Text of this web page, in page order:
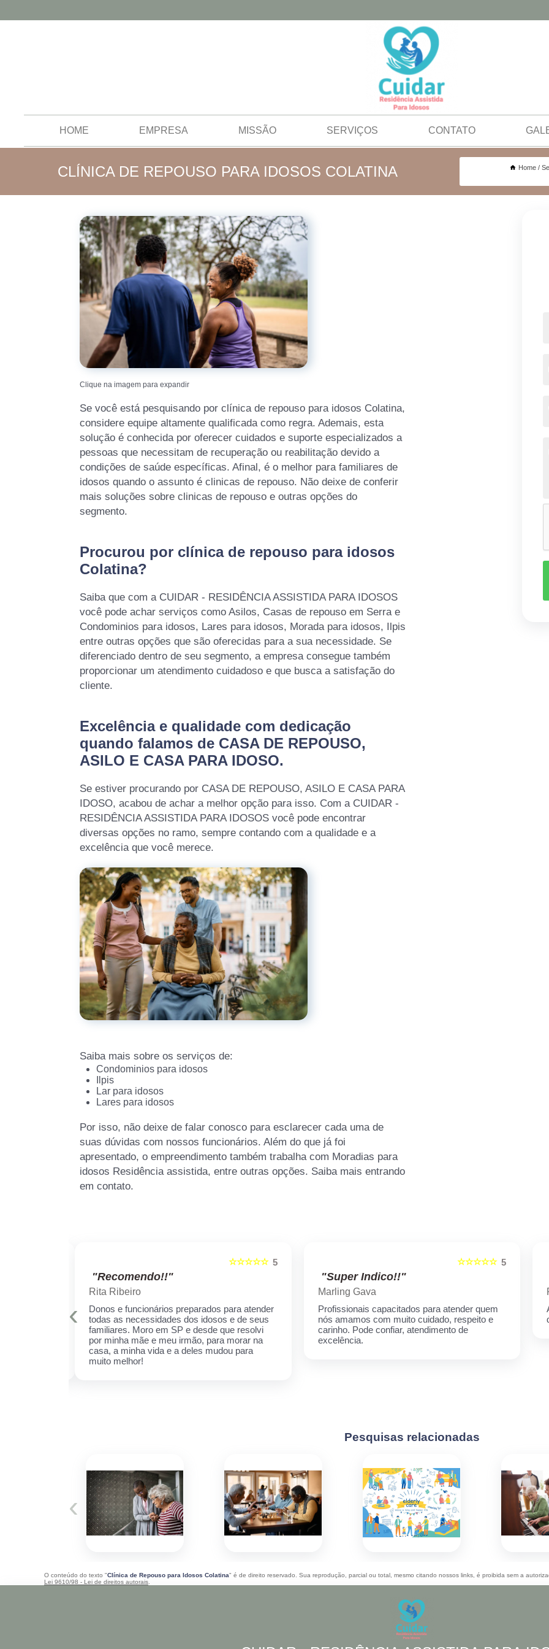
HOME EMPRESA MISSÃO SERVIÇOS CONTATO
CLÍNICA DE REPOUSO PARA IDOSOS COLATINA Home
Clique na imagem para expandir
Se você está pesquisando por clínica de repouso para idosos Colatina,
considere equipe altamente qualificada como regra. Ademais, esta
solução é conhecida por oferecer cuidados e suporte especializados a
pessoas que necessitam de recuperação ou reabilitação devido a
condições de saúde específicas. Afinal, é o melhor para familiares de
idosos quando o assunto é clinicas de repouso. Não deixe de conferir
mais soluções sobre clinicas de repouso e outras opções do
segmento.
Procurou por clínica de repouso para idosos
Colatina?
Saiba que com a CUIDAR - RESIDÊNCIA ASSISTIDA PARA IDOSOS
você pode achar serviços como Asilos, Casas de repouso em Serra e
Condominios para idosos, Lares para idosos, Morada para idosos, Ilpis
entre outras opções que são oferecidas para a sua necessidade. Se
diferenciado dentro de seu segmento, a empresa consegue também
proporcionar um atendimento cuidadoso e que busca a satisfação do
cliente.
Excelência e qualidade com dedicação
quando falamos de CASA DE REPOUSO,
ASILO E CASA PARA IDOSO.
Se estiver procurando por CASA DE REPOUSO, ASILO E CASA PARA
IDOSO, acabou de achar a melhor opção para isso. Com a CUIDAR -
RESIDÊNCIA ASSISTIDA PARA IDOSOS você pode encontrar
diversas opções no ramo, sempre contando com a qualidade e a
excelência que você merece.
Saiba mais sobre os serviços de:
Condominios para idosos
Ilpis
Lar para idosos
Lares para idosos
Por isso, não deixe de falar conosco para esclarecer cada uma de
suas dúvidas com nossos funcionários. Além do que já foi
apresentado, o empreendimento também trabalha com Moradias para
idosos Residência assistida, entre outras opções. Saiba mais entrando
em contato.
5
☆☆☆☆☆
"Recomendo!!"
Rita Ribeiro
Donos e funcionários preparados para atender
todas as necessidades dos idosos e de seus
familiares. Moro em SP e desde que resolvi
por minha mãe e meu irmão, para morar na
casa, a minha vida e a deles mudou para
muito melhor!
5
☆☆☆☆☆
"Super Indico!!"
Marling Gava
Profissionais capacitados para atender quem
nós amamos com muito cuidado, respeito e
carinho. Pode confiar, atendimento de
excelência.
‹
Pesquisas relacionadas
‹
O conteúdo do texto "Clínica de Repouso para Idosos Colatina" é de direito reservado. Sua reprodução, parcial ou total, mesmo citando nossos links, é proibida sem a
Lei 9610/98 - Lei de direitos autorais